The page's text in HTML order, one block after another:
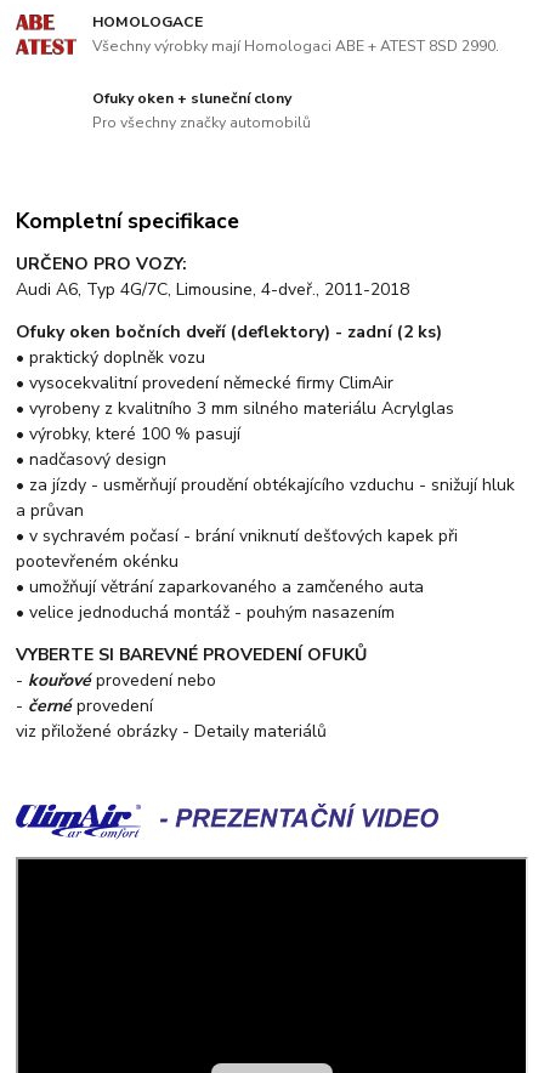
HOMOLOGACE
Všechny výrobky mají Homologaci ABE + ATEST 8SD 2990.
Ofuky oken + sluneční clony
Pro všechny značky automobilů
Kompletní specifikace
URČENO PRO VOZY:
Audi A6, Typ 4G/7C, Limousine, 4-dveř., 2011-2018
Ofuky oken bočních dveří (deflektory) - zadní (2 ks)
• praktický doplněk vozu
• vysocekvalitní provedení německé firmy ClimAir
• vyrobeny z kvalitního 3 mm silného materiálu Acrylglas
• výrobky, které 100 % pasují
• nadčasový design
• za jízdy - usměrňují proudění obtékajícího vzduchu - snižují hluk
a průvan
• v sychravém počasí - brání vniknutí dešťových kapek při
pootevřeném okénku
• umožňují větrání zaparkovaného a zamčeného auta
• velice jednoduchá montáž - pouhým nasazením
VYBERTE SI BAREVNÉ PROVEDENÍ OFUKŮ
- kouřovéprovedení nebo
- černéprovedení
viz přiložené obrázky - Detaily materiálů